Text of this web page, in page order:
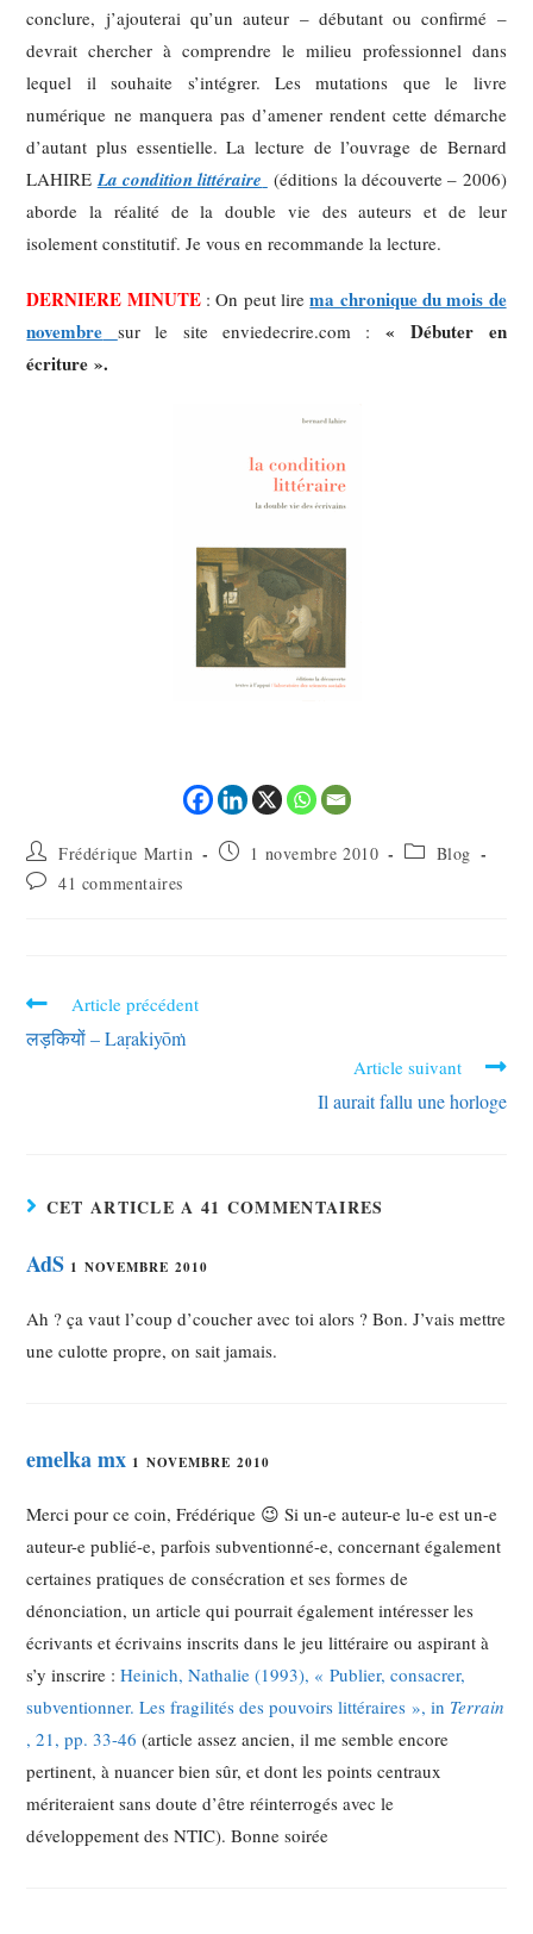
conclure, j’ajouterai qu’un auteur – débutant ou confirmé –
devrait chercher à comprendre le milieu professionnel dans
lequel il souhaite s’intégrer. Les mutations que le livre
numérique ne manquera pas d’amener rendent cette démarche
d’autant plus essentielle. La lecture de l’ouvrage de Bernard
LAHIRELa condition littéraire (éditions la découverte – 2006)
aborde la réalité de la double vie des auteurs et de leur
isolement constitutif. Je vous en recommande la lecture.
DERNIERE MINUTE : On peut lirema chronique du mois de
novembre
sur le site enviedecrire.com :
« Débuter en
écriture ».
Frédérique Martin 1 novembre 2010
Blog
41 commentaires
Article précédent
लड़कियों – Laṛakiyōṁ
Article suivant
Il aurait fallu une horloge
CET ARTICLE A 41 COMMENTAIRES
AdS 1 NOVEMBRE 2010
Ah ? ça vaut l’coup d’coucher avec toi alors ? Bon. J’vais mettre
une culotte propre, on sait jamais.
emelka mx 1 NOVEMBRE 2010
Merci pour ce coin, Frédérique 😉 Si un-e auteur-e lu-e est un-e
auteur-e publié-e, parfois subventionné-e, concernant également
certaines pratiques de consécration et ses formes de
dénonciation, un article qui pourrait également intéresser les
écrivants et écrivains inscrits dans le jeu littéraire ou aspirant à
s’y inscrire :Heinich, Nathalie (1993), « Publier, consacrer,
subventionner. Les fragilités des pouvoirs littéraires », in Terrain
, 21, pp. 33-46(article assez ancien, il me semble encore
pertinent, à nuancer bien sûr, et dont les points centraux
mériteraient sans doute d’être réinterrogés avec le
développement des NTIC). Bonne soirée